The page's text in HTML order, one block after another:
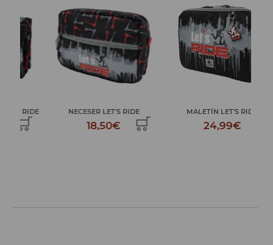
NECESER LET'S RIDE
18,50€
MALETÍN LET'S RIDE
24,99€